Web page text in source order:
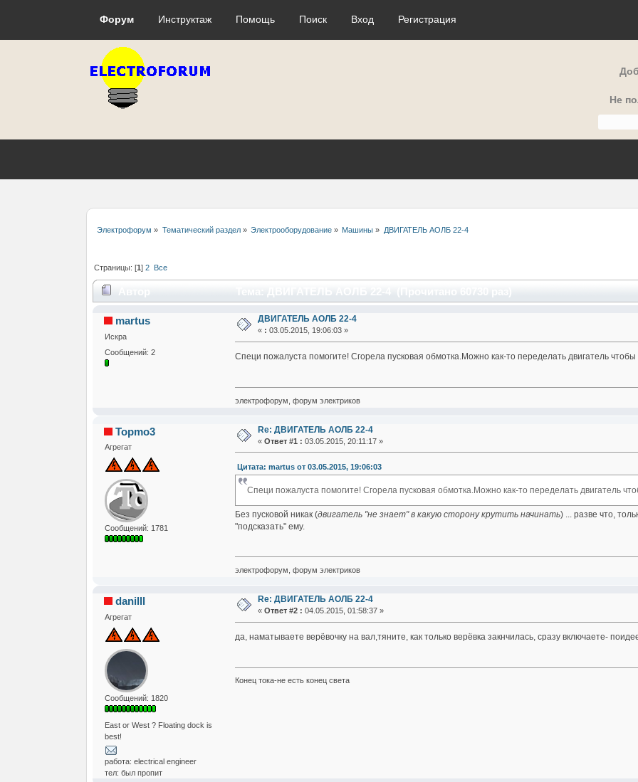
Форум Инструктаж Помощь Поиск Вход Регистрация
Не
Электрофорум » Тематический раздел» Электрооборудование» Машины » ДВИГАТЕЛЬ АОЛБ 22-4
Страницы: [1]2 Все
martus
Искра
Сообщений: 2
ДВИГАТЕЛЬ АОЛБ 22-4
« : 03.05.2015, 19:06:03 »
Специ пожалуста помогите! Сгорела пусковая обмотка.Можно как-то переделать двигатель
электрофорум, форум электриков
Topmo3
Агрегат
Сообщений: 1781
Re: ДВИГАТЕЛЬ АОЛБ 22-4
« Ответ #1 : 03.05.2015, 20:11:17 »
Цитата: martus от 03.05.2015, 19:06:03
Специ пожалуста помогите! Сгорела пусковая обмотка.Можно как-то переделать двигатель
Без пусковой никак (двигатель "не знает" в какую сторону крутить начинать) ... разве что,
"подсказать" ему.
электрофорум, форум электриков
danilll
Агрегат
Сообщений: 1820
East or West ? Floating dock is
best!
работа: electrical engineer
тел: был пропит
Re: ДВИГАТЕЛЬ АОЛБ 22-4
« Ответ #2 : 04.05.2015, 01:58:37 »
да, наматываете верёвочку на вал,тяните, как только верёвка закнчилась, сразу включаете-
Конец тока-не есть конец света